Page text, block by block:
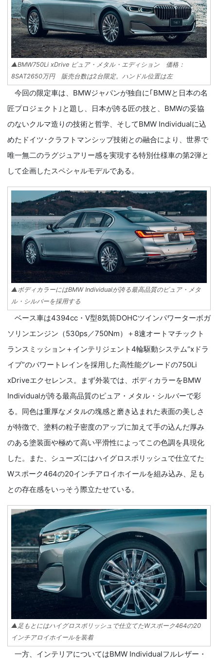
▲BMW750Li xDrive ピュア・メタル・エディション 価格：
8SAT2650万円 販売台数は2台限定。ハンドル位置は左
今回の限定車は、BMWジャパンが独自に｢BMWと日本の名
匠プロジェクト｣と題し、日本が誇る匠の技と、BMWの妥協
のないクルマ造りの技術と哲学、そしてBMW Individualに込
めたドイツ･クラフトマンシップ技術との融合により、世界で
唯一無二のラグジュアリー感を実現する特別仕様車の第2弾と
して企画したスペシャルモデルである。
▲ボディカラーにはBMW Individualが誇る最高品質のピュア・メタ
ル・シルバーを採用する
ベース車は4394cc・V型8気筒DOHCツインパワーターボガ
ソリンエンジン（530ps／750Nm）＋8速オートマチックト
ランスミッション＋インテリジェント4輪駆動システム“xドラ
イブ”のパワートレインを採用した高性能グレードの750Li
xDriveエクセレンス。まず外装では、ボディカラーをBMW
Individualが誇る最高品質のピュア・メタル・シルバーで彩
る。同色は重厚なメタルの塊感と磨き込まれた表面の美しさ
が特徴で、塗料の粒子密度のアップに加えて手の込んだ厚み
のある塗装面や極めて高い平滑性によってこの色調を具現化
した。また、シューズにはハイグロスポリッシュで仕立てた
Wスポーク464の20インチアロイホイールを組み込み、足も
との存在感をいっそう際立たせている。
▲足もとにはハイグロスポリッシュで仕立てたWスポーク464の20
インチアロイホイールを装着
一方、インテリアについてはBMW Individualフルレザー・